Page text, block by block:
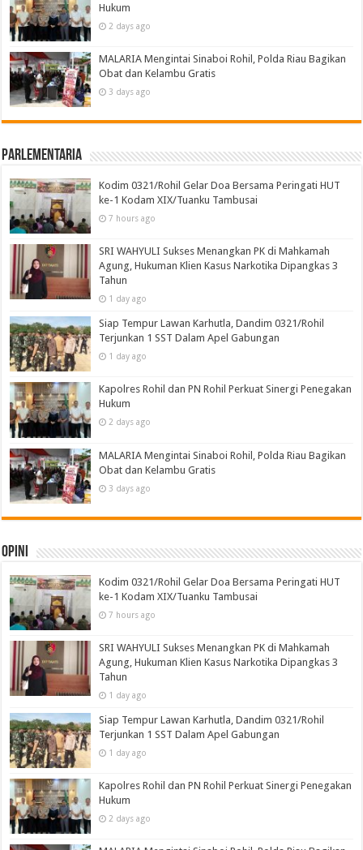
Hukum
2 days ago
MALARIA Mengintai Sinaboi Rohil, Polda Riau Bagikan
Obat dan Kelambu Gratis
3 days ago
Parlementaria
Kodim 0321/Rohil Gelar Doa Bersama Peringati HUT
ke-1 Kodam XIX/Tuanku Tambusai
7 hours ago
SRI WAHYULI Sukses Menangkan PK di Mahkamah
Agung, Hukuman Klien Kasus Narkotika Dipangkas 3
Tahun
1 day ago
Siap Tempur Lawan Karhutla, Dandim 0321/Rohil
Terjunkan 1 SST Dalam Apel Gabungan
1 day ago
Kapolres Rohil dan PN Rohil Perkuat Sinergi Penegakan
Hukum
2 days ago
MALARIA Mengintai Sinaboi Rohil, Polda Riau Bagikan
Obat dan Kelambu Gratis
3 days ago
Opini
Kodim 0321/Rohil Gelar Doa Bersama Peringati HUT
ke-1 Kodam XIX/Tuanku Tambusai
7 hours ago
SRI WAHYULI Sukses Menangkan PK di Mahkamah
Agung, Hukuman Klien Kasus Narkotika Dipangkas 3
Tahun
1 day ago
Siap Tempur Lawan Karhutla, Dandim 0321/Rohil
Terjunkan 1 SST Dalam Apel Gabungan
1 day ago
Kapolres Rohil dan PN Rohil Perkuat Sinergi Penegakan
Hukum
2 days ago